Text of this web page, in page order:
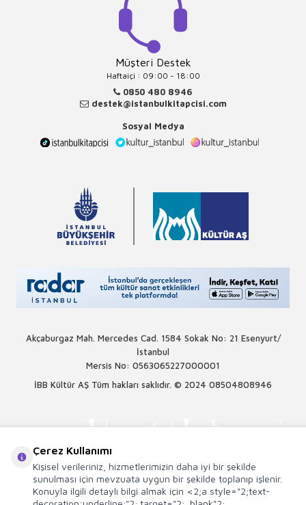
Müşteri Destek
Haftaiçi : 09:00 - 18:00
0850 480 8946
destek@istanbulkitapcisi.com
Sosyal Medya
Akçaburgaz Mah. Mercedes Cad. 1584 Sokak No: 21 Esenyurt/
İstanbul
Mersis No: 0563065227000001
İBB Kültür AŞ Tüm hakları saklıdır. © 2024 08504808946
Çerez Kullanımı
Kişisel verileriniz, hizmetlerimizin daha iyi bir şekilde
sunulması için mevzuata uygun bir şekilde toplanıp işlenir.
Konuyla ilgili detaylı bilgi almak için <2;a style="2;text-